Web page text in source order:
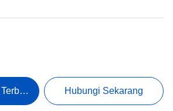
Hubungi Sekarang